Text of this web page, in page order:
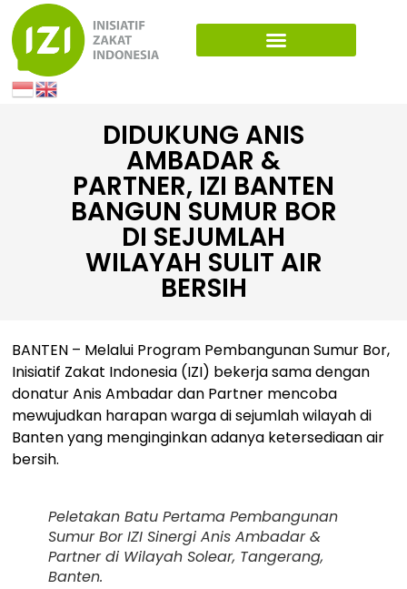
DIDUKUNG ANIS
AMBADAR &
PARTNER, IZI BANTEN
BANGUN SUMUR BOR
DI SEJUMLAH
WILAYAH SULIT AIR
BERSIH
BANTEN – Melalui Program Pembangunan Sumur Bor,
Inisiatif Zakat Indonesia (IZI) bekerja sama dengan
donatur Anis Ambadar dan Partner mencoba
mewujudkan harapan warga di sejumlah wilayah di
Banten yang menginginkan adanya ketersediaan air
bersih.
Peletakan Batu Pertama Pembangunan
Sumur Bor IZI Sinergi Anis Ambadar &
Partner di Wilayah Solear, Tangerang,
Banten.